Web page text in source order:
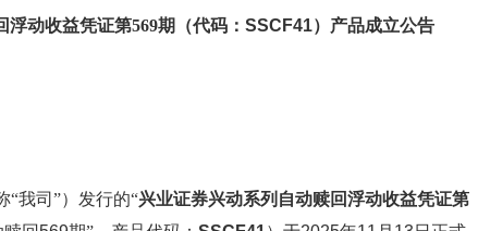
浮动收益凭证第569期 （代码： SSCF41） 产品成立公告
“我司”）发行的“兴业证券兴动系列自动赎回浮动收益凭证第